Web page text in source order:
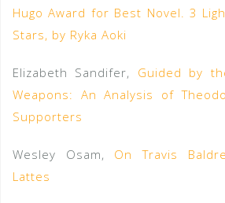
Hugo Award for Best Novel. 3
Stars, by Ryka Aoki
Elizabeth Sandifer, Guided by
Weapons: An Analysis of
Supporters
Wesley Osam, On Travis
Lattes